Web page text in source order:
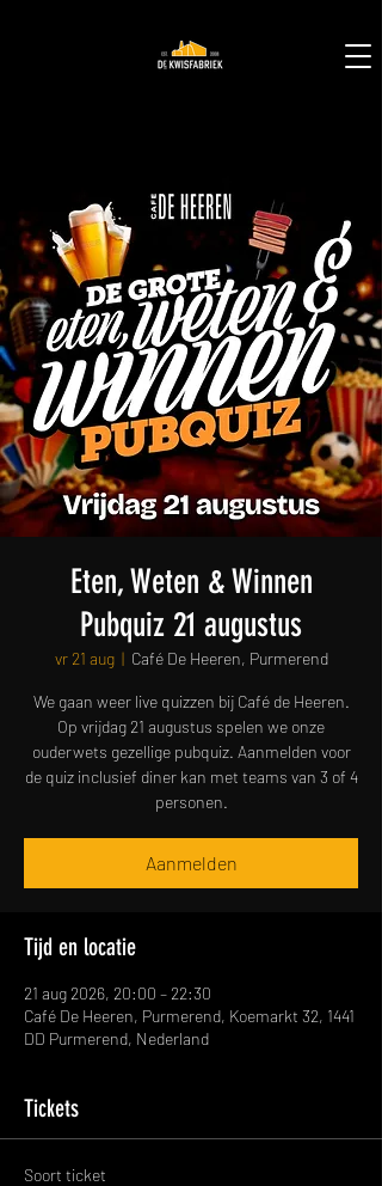
Eten, Weten & Winnen
Pubquiz 21 augustus
vr 21 aug
  |
Café De Heeren, Purmerend
We gaan weer live quizzen bij Café de Heeren.
Op vrijdag 21 augustus spelen we onze
ouderwets gezellige pubquiz. Aanmelden voor
de quiz inclusief diner kan met teams van 3 of 4
personen.
Aanmelden
Tijd en locatie
21 aug 2026, 20:00 – 22:30
Café De Heeren, Purmerend, Koemarkt 32, 1441
DD Purmerend, Nederland
Tickets
Soort ticket